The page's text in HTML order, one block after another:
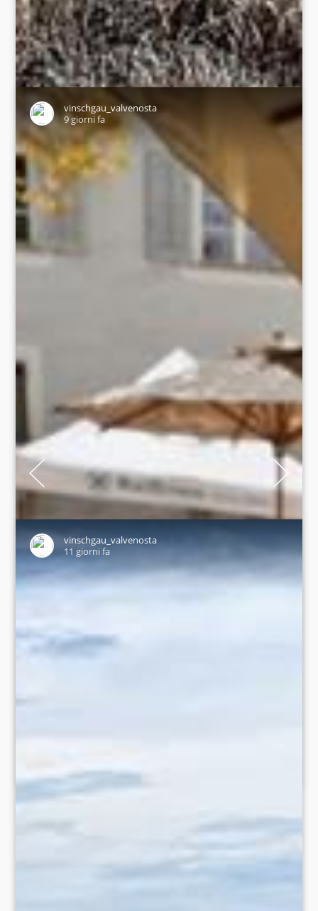
13 alpine pastures and huts around King Ortler🏔️ From cosy
alpine pastures to high-altitude mountain huts – the Ortler
region offers impressive mountain experiences in the heart
of the Stelvio National Park. Whether it’s a leisurely hike or a
challenging tour – this is where your love of the mountains
really comes to life:
• Düsseldorferhütte
• Madritschhütte
• Bergrestaurant Goldene Traube
• Hintergrathütte
• K2-Hütte Langenstein
• Untere Tartscher Alm
• Furkelhütte
• Obere Stilfser Alm
vinschgau_valvenosta
9 giorni fa
vinschgau_valvenosta
11 giorni fa